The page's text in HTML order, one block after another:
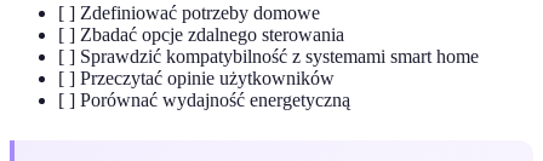
[ ] Zdefiniować potrzeby domowe
[ ] Zbadać opcje zdalnego sterowania
[ ] Sprawdzić kompatybilność z systemami smart home
[ ] Przeczytać opinie użytkowników
[ ] Porównać wydajność energetyczną